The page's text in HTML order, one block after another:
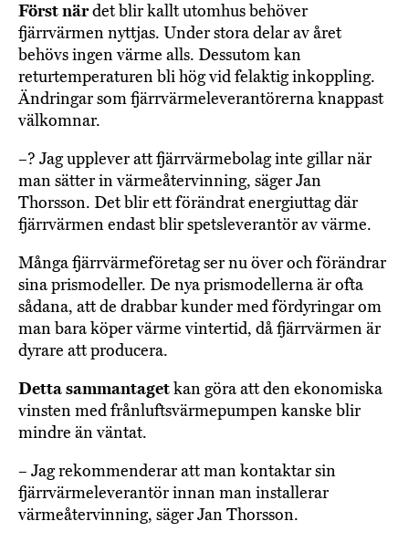
Först närdet blir kallt utomhus behöver
fjärrvärmen nyttjas. Under stora delar av året
behövs ingen värme alls. Dessutom kan
returtemperaturen bli hög vid felaktig inkoppling.
Ändringar som fjärrvärmeleverantörerna knappast
välkomnar.
–? Jag upplever att fjärrvärmebolag inte gillar när
man sätter in värmeåtervinning, säger Jan
Thorsson. Det blir ett förändrat energiuttag där
fjärrvärmen endast blir spetsleverantör av värme.
Många fjärrvärmeföretag ser nu över och förändrar
sina prismodeller. De nya prismodellerna är ofta
sådana, att de drabbar kunder med fördyringar om
man bara köper värme vintertid, då fjärrvärmen är
dyrare att producera.
Detta sammantagetkan göra att den ekonomiska
vinsten med frånluftsvärmepumpen kanske blir
mindre än väntat.
– Jag rekommenderar att man kontaktar sin
fjärrvärmeleverantör innan man installerar
värmeåtervinning, säger Jan Thorsson.